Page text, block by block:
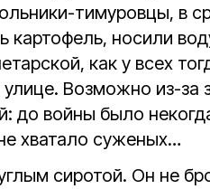
тимуровцы, в
картофель, носили
как у всех
Возможно из-за
до войны было
хватало суженых…
сиротой. Он не